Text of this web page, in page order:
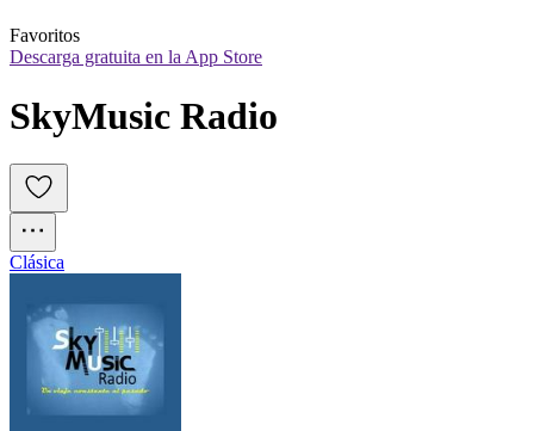
Favoritos
Descarga gratuita en la App Store
SkyMusic Radio
Clásica